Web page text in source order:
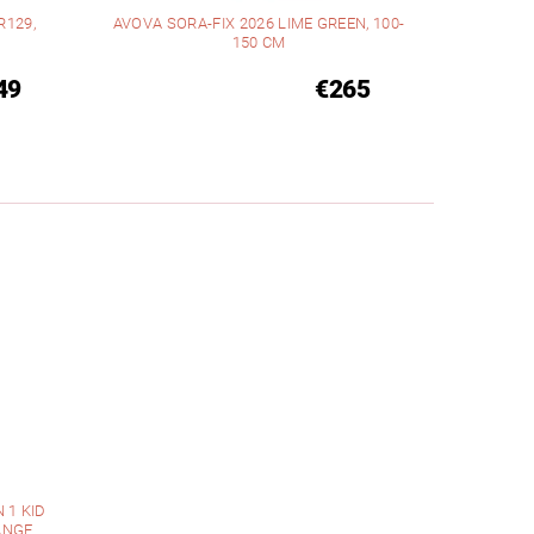
AVOVA SORA-FIX 2026 LIME GREEN, 100-
150 CM
€265
1 KID